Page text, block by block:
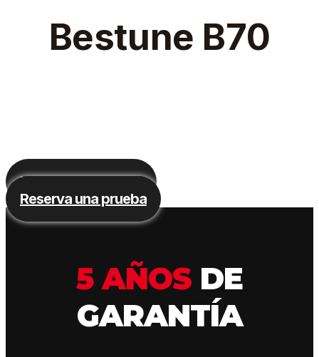
Bestune B70
Ver caracterísiticas
Reserva una prueba
5 AÑOS DE
GARANTÍA